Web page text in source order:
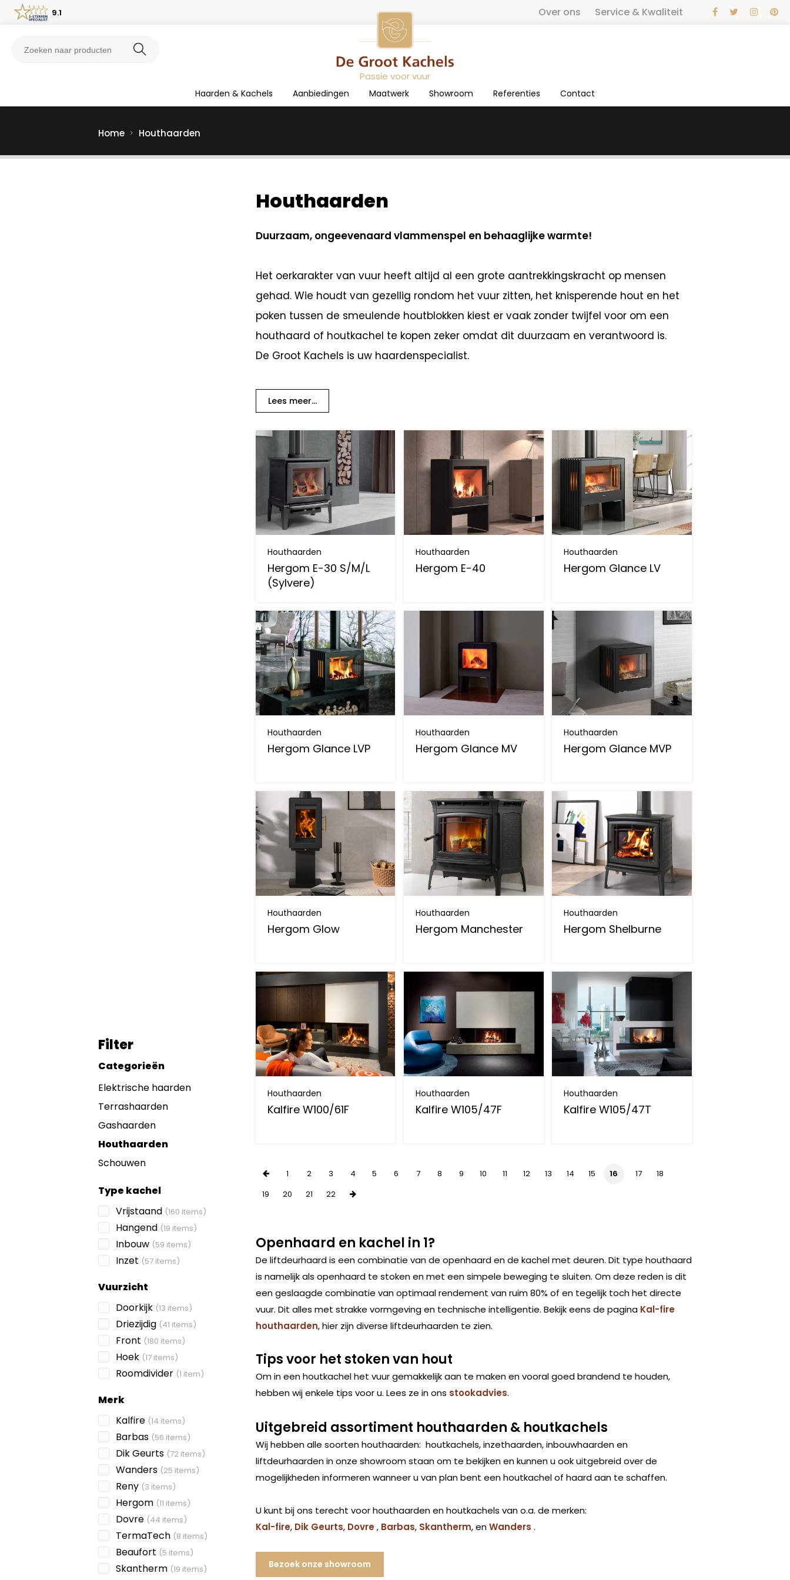
Over ons Service & Kwaliteit
Passie voor vuur
Haarden & Kachels Aanbiedingen Maatwerk Showroom Referenties Contact
9.1
Home Houthaarden
Filter
Categorieën
Elektrische haarden
Terrashaarden
Gashaarden
Houthaarden
Schouwen
Type kachel
Vrijstaand (160 items)
Hangend (19 items)
Inbouw (59 items)
Inzet (57 items)
Vuurzicht
Doorkijk (13 items)
Driezijdig (41 items)
Front (180 items)
Hoek (17 items)
Roomdivider (1 item)
Merk
Kalfire (14 items)
Barbas (56 items)
Dik Geurts (72 items)
Wanders (25 items)
Reny (3 items)
Hergom (11 items)
Dovre (44 items)
TermaTech (8 items)
Beaufort (5 items)
Skantherm (19 items)
Houthaarden
Duurzaam, ongeevenaard vlammenspel en behaaglijke warmte!
Het oerkarakter van vuur heeft altijd al een grote aantrekkingskracht op mensen
gehad. Wie houdt van gezellig rondom het vuur zitten, het knisperende hout en het
poken tussen de smeulende houtblokken kiest er vaak zonder twijfel voor om een
houthaard of houtkachel te kopen zeker omdat dit duurzaam en verantwoord is.
De Groot Kachels is uw haardenspecialist.
Lees meer...
Houthaarden
Hergom E-30 S/M/L
(Sylvere)
Houthaarden
Hergom E-40
Houthaarden
Hergom Glance LV
Houthaarden
Hergom Glance LVP
Houthaarden
Hergom Glance MV
Houthaarden
Hergom Glance MVP
Houthaarden
Hergom Glow
Houthaarden
Hergom Manchester
Houthaarden
Hergom Shelburne
Houthaarden
Kalfire W100/61F
Houthaarden
Kalfire W105/47F
Houthaarden
Kalfire W105/47T
1 2 3 4 5 6 7 8 9 10 11 12 13 14 15 16 17
18
19
20 21 22
Openhaard en kachel in 1?
De liftdeurhaard is een combinatie van de openhaard en de kachel met deuren. Dit type houthaard
is namelijk als openhaard te stoken en met een simpele beweging te sluiten. Om deze reden is dit
een geslaagde combinatie van optimaal rendement van ruim 80% of en tegelijk toch het directe
vuur. Dit alles met strakke vormgeving en technische intelligentie. Bekijk eens de pagina Kal-fire
houthaarden, hier zijn diverse liftdeurhaarden te zien.
Tips voor het stoken van hout
Om in een houtkachel het vuur gemakkelijk aan te maken en vooral goed brandend te houden,
hebben wij enkele tips voor u. Lees ze in ons stookadvies.
Uitgebreid assortiment houthaarden & houtkachels
Wij hebben alle soorten houthaarden: houtkachels, inzethaarden, inbouwhaarden en
liftdeurhaarden in onze showroom staan om te bekijken en kunnen u ook uitgebreid over de
mogelijkheden informeren wanneer u van plan bent een houtkachel of haard aan te schaffen.
U kunt bij ons terecht voor houthaarden en houtkachels van o.a. de merken:
Kal-fire, Dik Geurts, Dovre, Barbas, Skantherm, enWanders .
Bezoek onze showroom